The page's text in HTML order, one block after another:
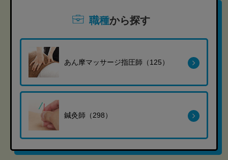
職種から探す
あん摩マッサージ指圧師（125）
鍼灸師（298）